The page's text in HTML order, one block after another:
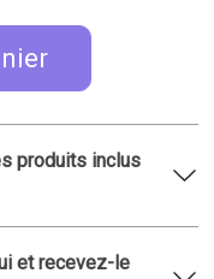
produits inclus
et recevez-le